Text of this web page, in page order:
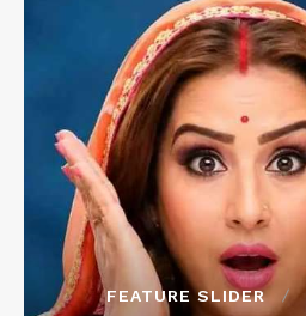
FEATURE SLIDER